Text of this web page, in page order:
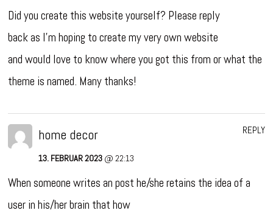
Did you create this website yourself? Please reply
back as I’m hoping to create my very own website
and would love to know where you got this from or what the
theme is named. Many thanks!
home decor
13. FEBRUAR 2023 @ 22:13
When someone writes an post he/she retains the idea of a
user in his/her brain that how
REPLY